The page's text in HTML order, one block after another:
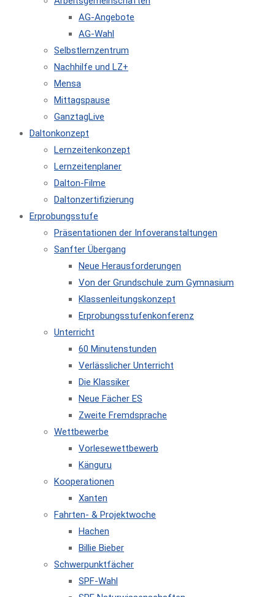
AG-Angebote
AG-Wahl
Selbstlernzentrum
Nachhilfe und LZ+
Mensa
Mittagspause
GanztagLive
Daltonkonzept
Lernzeitenkonzept
Lernzeitenplaner
Dalton-Filme
Daltonzertifizierung
Erprobungsstufe
Präsentationen der Infoveranstaltungen
Sanfter Übergang
Neue Herausforderungen
Von der Grundschule zum Gymnasium
Klassenleitungskonzept
Erprobungsstufenkonferenz
Unterricht
60 Minutenstunden
Verlässlicher Unterricht
Die Klassiker
Neue Fächer ES
Zweite Fremdsprache
Wettbewerbe
Vorlesewettbewerb
Känguru
Kooperationen
Xanten
Fahrten- & Projektwoche
Hachen
Billie Bieber
Schwerpunktfächer
SPF-Wahl